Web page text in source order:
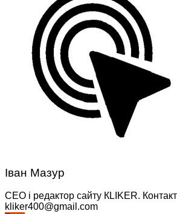
Іван Мазур
CEO і редактор сайту КLIKER.
kliker400@gmail.com